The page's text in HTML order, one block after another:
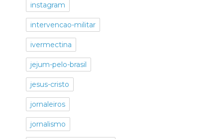
instagram
intervencao-militar
ivermectina
jejum-pelo-brasil
jesus-cristo
jornaleiros
jornalismo